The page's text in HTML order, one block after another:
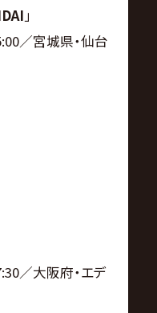
」
宮城県・仙台
大阪府・エデ